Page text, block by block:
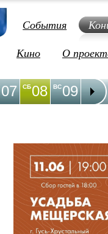
События
Кино О
07 08
СБ 09
ВС 10
ПН